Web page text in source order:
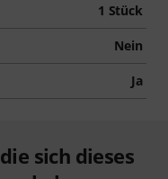
1 Stück
Nein
Ja
sich dieses